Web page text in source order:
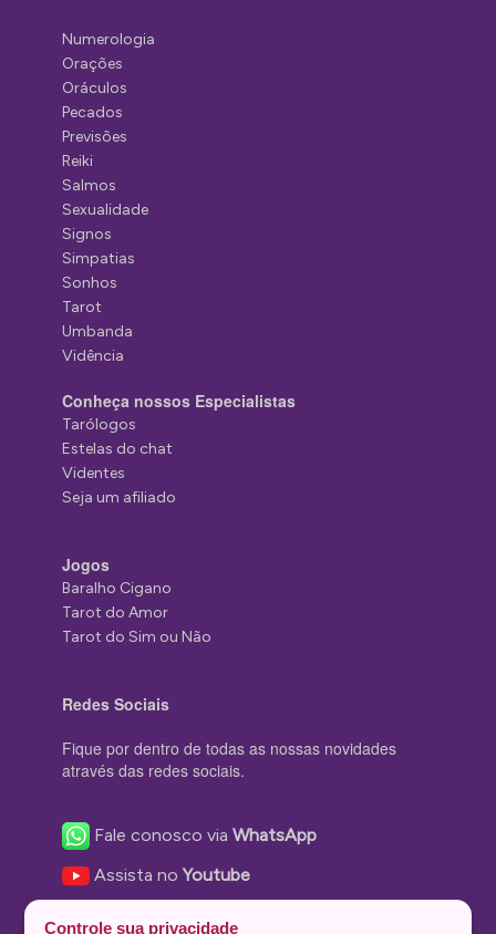
Numerologia
Orações
Oráculos
Pecados
Previsões
Reiki
Salmos
Sexualidade
Signos
Simpatias
Sonhos
Tarot
Umbanda
Vidência
Conheça nossos Especialistas
Tarólogos
Estelas do chat
Videntes
Seja um afiliado
Jogos
Baralho Cigano
Tarot do Amor
Tarot do Sim ou Não
Redes Sociais
Fique por dentro de todas as nossas novidades
através das redes sociais.
Fale conosco viaWhatsApp
Assista noYoutube
Controle sua privacidade